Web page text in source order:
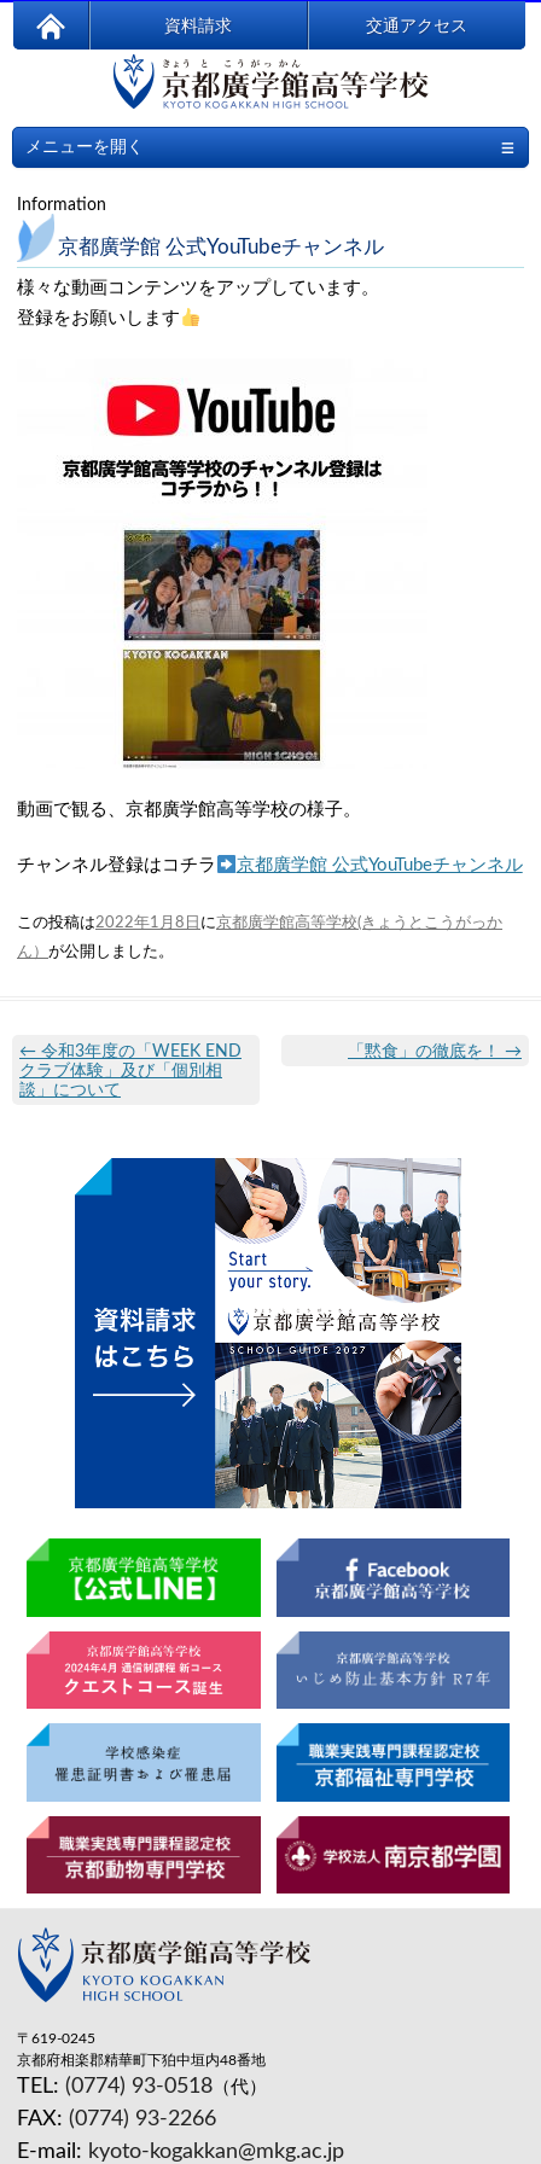
資料請求 交通アクセス
メニューを開く ≡
Information
京都廣学館 公式YouTubeチャンネル
様々な動画コンテンツをアップしています。
登録をお願いします
動画で観る、京都廣学館高等学校の様子。
チャンネル登録はコチラ 京都廣学館 公式YouTubeチャンネル
この投稿は2022年1月8日 に京都廣学館高等学校(きょうとこうがっか
ん） が公開しました。
← 令和3年度の「WEEK END
クラブ体験」及び「個別相
談」について
「黙食」の徹底を！ →
〒619-0245
京都府相楽郡精華町下狛中垣内48番地
TEL: (0774) 93-0518 （代）
FAX: (0774) 93-2266
E-mail: kyoto-kogakkan@mkg.ac.jp